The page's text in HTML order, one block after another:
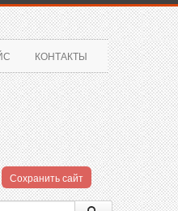
КОНТАКТЫ
Сохранить сайт